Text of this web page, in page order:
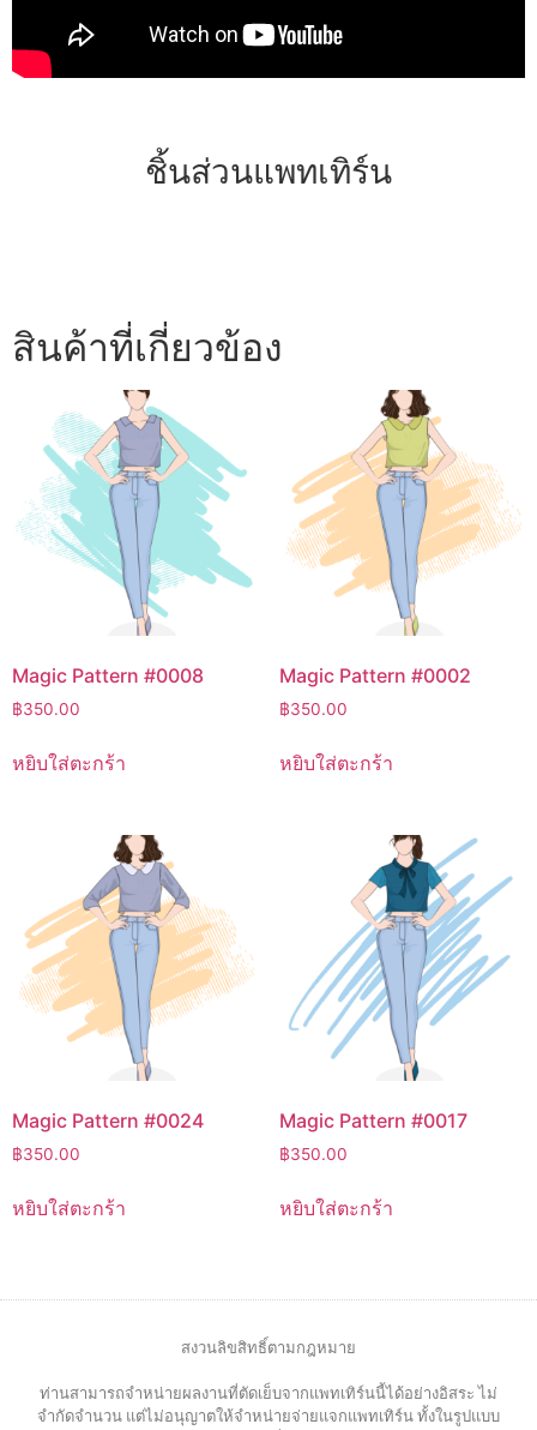
ชิ้นส่วนแพทเทิร์น
สินค้าที่เกี่ยวข้อง
Magic Pattern #0008
฿350.00
หยิบใส่ตะกร้า
Magic Pattern #0002
฿350.00
หยิบใส่ตะกร้า
Magic Pattern #0024
฿350.00
หยิบใส่ตะกร้า
Magic Pattern #0017
฿350.00
หยิบใส่ตะกร้า
สงวนลิขสิทธิ์ตามกฎหมาย
ท่านสามารถจำหน่ายผลงานที่ตัดเย็บจากแพทเทิร์นนี้ได้อย่างอิสระ ไม่
จำกัดจำนวน แต่ไม่อนุญาตให้จำหน่ายจ่ายแจกแพทเทิร์น ทั้งในรูปแบบ